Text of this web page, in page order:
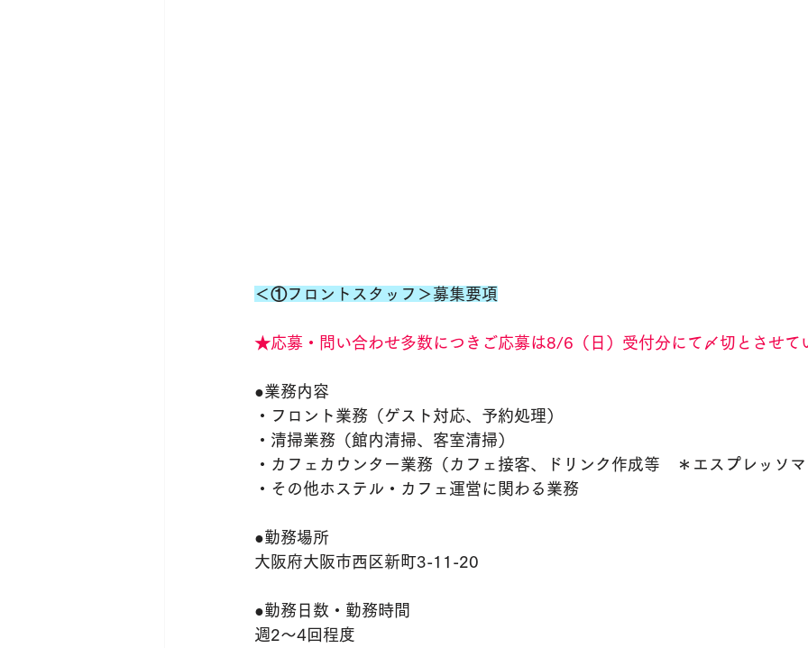
＜①フロントスタッフ＞募集要項
★応募・問い合わせ多数につきご応募は8/6（日）受付分にて〆切とさせ
●業務内容
・フロント業務（ゲスト対応、予約処理）
・清掃業務（館内清掃、客室清掃）
・カフェカウンター業務（カフェ接客、ドリンク作成等　＊エスプレッソマ
・その他ホステル・カフェ運営に関わる業務
●勤務場所
大阪府大阪市西区新町3-11-20
●勤務日数・勤務時間
週2〜4回程度